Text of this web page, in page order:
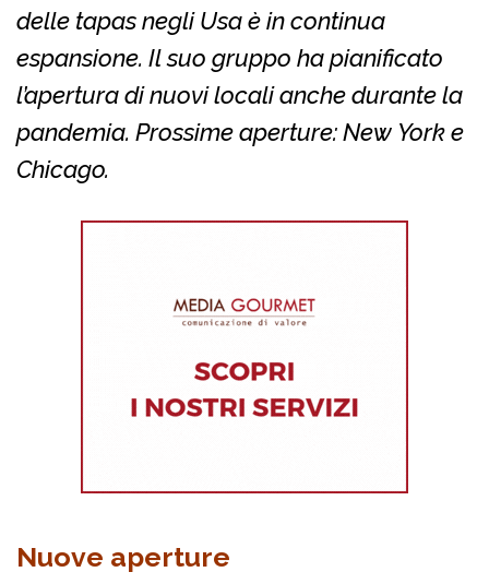
delle tapas negli Usa è in continua
espansione. Il suo gruppo ha pianificato
l’apertura di nuovi locali anche durante la
pandemia. Prossime aperture: New York e
Chicago.
Nuove aperture